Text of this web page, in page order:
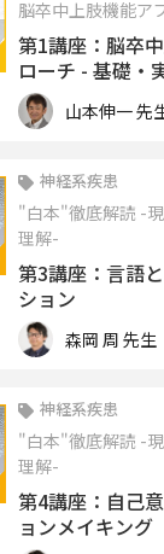
脳卒中上肢機能ア
第1講座：脳卒
ローチ - 基礎・
山本伸一 先
神経系疾患
"白本"徹底解読 -
理解-
第3講座：言語
ション
森岡 周 先生
神経系疾患
"白本"徹底解読 -
理解-
第4講座：自己
ョンメイキング